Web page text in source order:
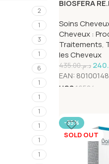
2
1
3
1
6
1
1
1
1
1
1
BIOSFERA
Soins
Cheveux :
Traitements,
les Cheveux
د.م.435.00
EAN:
UGS 16584
-35%
SOLD OUT